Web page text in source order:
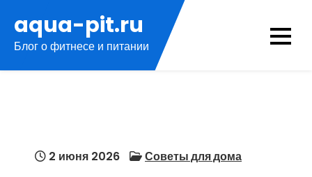
содержимому
aqua-pit.ru
Блог о фитнесе и питании
2 июня 2026 Советы для дома